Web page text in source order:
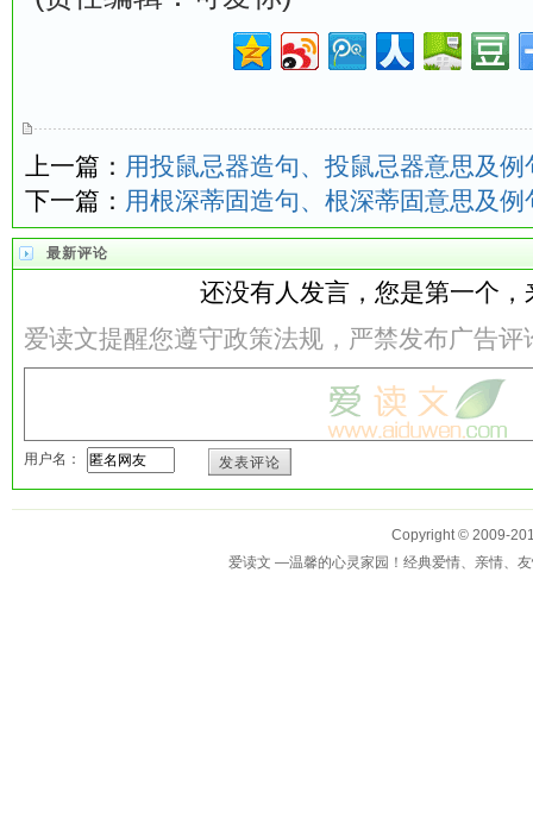
上一篇： 用投鼠忌器造句、投鼠忌器意思及例
下一篇： 用根深蒂固造句、根深蒂固意思及例
最新评论
还没有人发言，您是第一个，
爱读文提醒您遵守政策法规，严禁发布广告评
用户名： 发表评论
Copyright © 2009-
爱读文 —温馨的心灵家园！经典爱情、亲情、